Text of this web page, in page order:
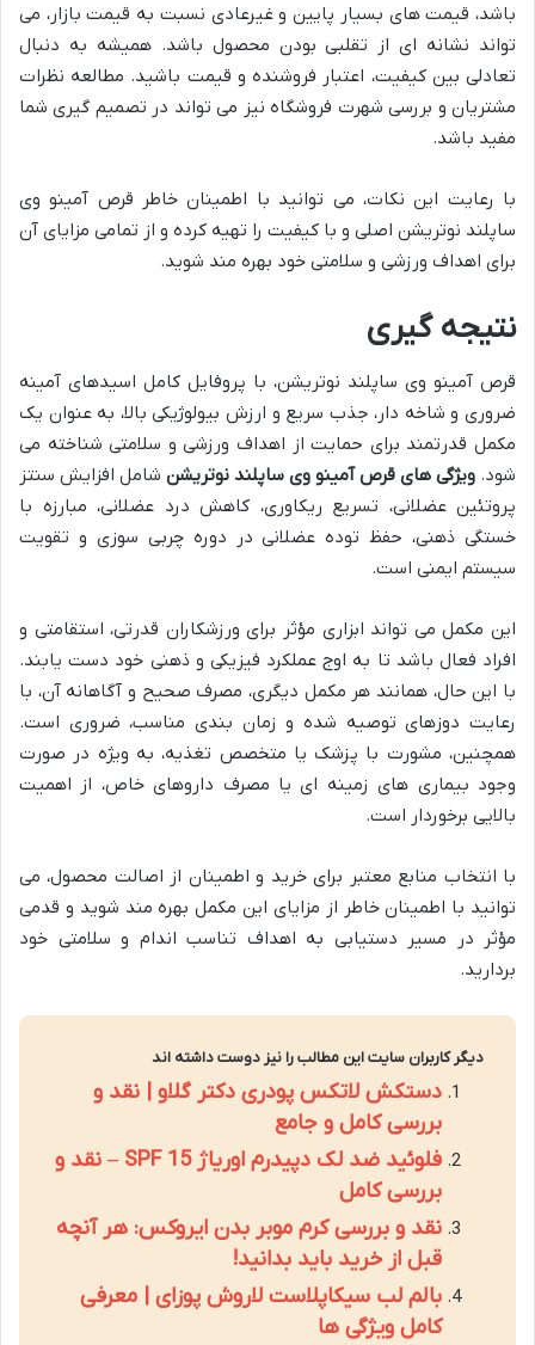
باشد، قیمت های بسیار پایین و غیرعادی نسبت به قیمت بازار، می
تواند نشانه ای از تقلبی بودن محصول باشد. همیشه به دنبال
تعادلی بین کیفیت، اعتبار فروشنده و قیمت باشید. مطالعه نظرات
مشتریان و بررسی شهرت فروشگاه نیز می تواند در تصمیم گیری شما
مفید باشد.
با رعایت این نکات، می توانید با اطمینان خاطر قرص آمینو وی
ساپلند نوتریشن اصلی و با کیفیت را تهیه کرده و از تمامی مزایای آن
برای اهداف ورزشی و سلامتی خود بهره مند شوید.
نتیجه گیری
قرص آمینو وی ساپلند نوتریشن، با پروفایل کامل اسیدهای آمینه
ضروری و شاخه دار، جذب سریع و ارزش بیولوژیکی بالا، به عنوان یک
مکمل قدرتمند برای حمایت از اهداف ورزشی و سلامتی شناخته می
شود. ویژگی های قرص آمینو وی ساپلند نوتریشن شامل افزایش سنتز
پروتئین عضلانی، تسریع ریکاوری، کاهش درد عضلانی، مبارزه با
خستگی ذهنی، حفظ توده عضلانی در دوره چربی سوزی و تقویت
سیستم ایمنی است.
این مکمل می تواند ابزاری مؤثر برای ورزشکاران قدرتی، استقامتی و
افراد فعال باشد تا به اوج عملکرد فیزیکی و ذهنی خود دست یابند.
با این حال، همانند هر مکمل دیگری، مصرف صحیح و آگاهانه آن، با
رعایت دوزهای توصیه شده و زمان بندی مناسب، ضروری است.
همچنین، مشورت با پزشک یا متخصص تغذیه، به ویژه در صورت
وجود بیماری های زمینه ای یا مصرف داروهای خاص، از اهمیت
بالایی برخوردار است.
با انتخاب منابع معتبر برای خرید و اطمینان از اصالت محصول، می
توانید با اطمینان خاطر از مزایای این مکمل بهره مند شوید و قدمی
مؤثر در مسیر دستیابی به اهداف تناسب اندام و سلامتی خود
بردارید.
دیگر کاربران سایت این مطالب را نیز دوست داشته اند
دستکش لاتکس پودری دکتر گلاو | نقد و
بررسی کامل و جامع
فلوئید ضد لک دپیدرم اوریاژ SPF 15 – نقد و
بررسی کامل
نقد و بررسی کرم موبر بدن ایروکس: هر آنچه
قبل از خرید باید بدانید!
بالم لب سیکاپلاست لاروش پوزای | معرفی
کامل ویژگی ها